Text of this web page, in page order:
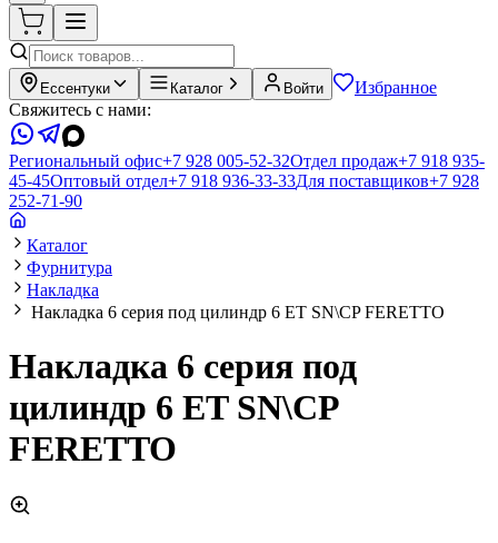
Ессентуки Каталог Войти
Избранное
Свяжитесь с нами:
Региональный офис+7 928 005-52-32Отдел продаж+7 918 935-
45-45Оптовый отдел+7 918 936-33-33Для поставщиков+7 928
252-71-90
Каталог
Фурнитура
Накладка
Накладка 6 серия под цилиндр 6 ET SN\CP FERETTO
Накладка 6 серия под
цилиндр 6 ET SN\CP
FERETTO